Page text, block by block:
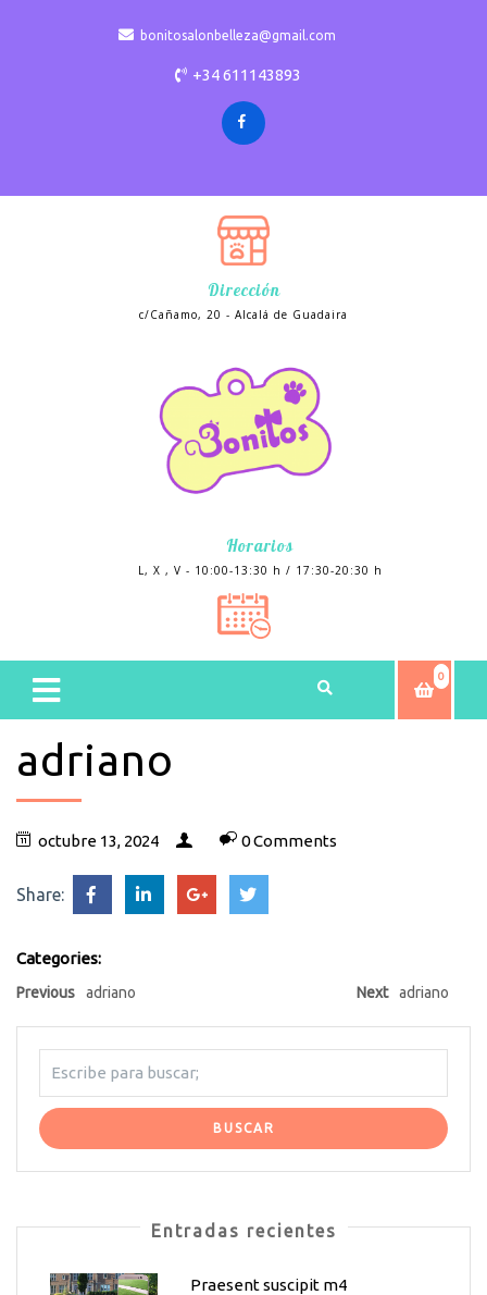
bonitosalonbelleza@gmail.com
+34 611143893
Dirección
c/Cañamo, 20 - Alcalá de Guadaira
Horarios
L, X , V - 10:00-13:30 h / 17:30-20:30 h
0
adriano
octubre 13, 2024 0 Comments
Share:
Categories:
Previous adriano Next adriano
Entradas recientes
Praesent suscipit m4